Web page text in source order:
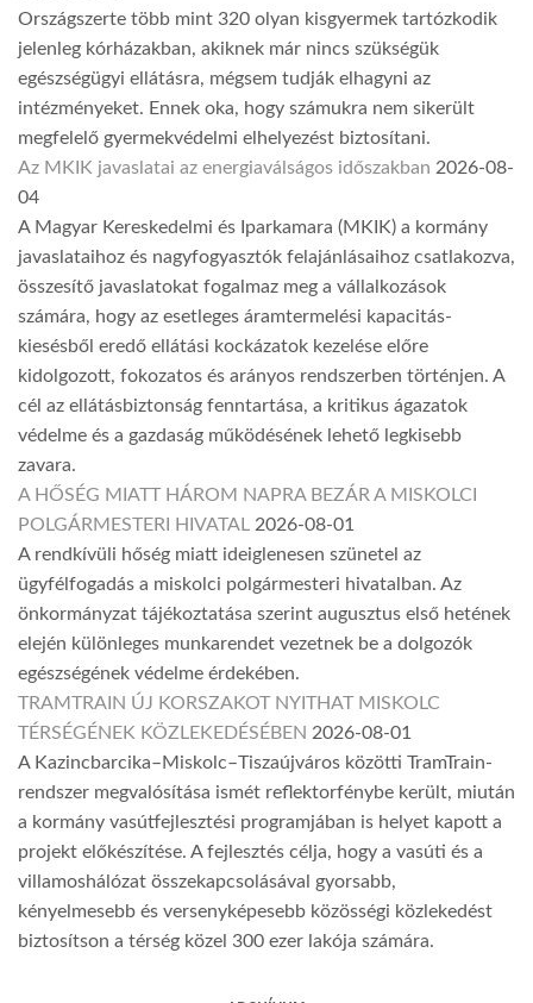
Országszerte több mint 320 olyan kisgyermek tartózkodik
jelenleg kórházakban, akiknek már nincs szükségük
egészségügyi ellátásra, mégsem tudják elhagyni az
intézményeket. Ennek oka, hogy számukra nem sikerült
megfelelő gyermekvédelmi elhelyezést biztosítani.
Az MKIK javaslatai az energiaválságos időszakban 2026-08-
04
A Magyar Kereskedelmi és Iparkamara (MKIK) a kormány
javaslataihoz és nagyfogyasztók felajánlásaihoz csatlakozva,
összesítő javaslatokat fogalmaz meg a vállalkozások
számára, hogy az esetleges áramtermelési kapacitás-
kiesésből eredő ellátási kockázatok kezelése előre
kidolgozott, fokozatos és arányos rendszerben történjen. A
cél az ellátásbiztonság fenntartása, a kritikus ágazatok
védelme és a gazdaság működésének lehető legkisebb
zavara.
A HŐSÉG MIATT HÁROM NAPRA BEZÁR A MISKOLCI
POLGÁRMESTERI HIVATAL 2026-08-01
A rendkívüli hőség miatt ideiglenesen szünetel az
ügyfélfogadás a miskolci polgármesteri hivatalban. Az
önkormányzat tájékoztatása szerint augusztus első hetének
elején különleges munkarendet vezetnek be a dolgozók
egészségének védelme érdekében.
TRAMTRAIN ÚJ KORSZAKOT NYITHAT MISKOLC
TÉRSÉGÉNEK KÖZLEKEDÉSÉBEN 2026-08-01
A Kazincbarcika–Miskolc–Tiszaújváros közötti TramTrain-
rendszer megvalósítása ismét reflektorfénybe került, miután
a kormány vasútfejlesztési programjában is helyet kapott a
projekt előkészítése. A fejlesztés célja, hogy a vasúti és a
villamoshálózat összekapcsolásával gyorsabb,
kényelmesebb és versenyképesebb közösségi közlekedést
biztosítson a térség közel 300 ezer lakója számára.